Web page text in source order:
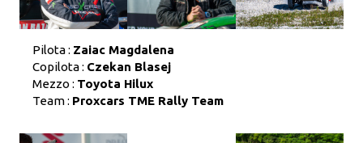
Pilota : Zaiac Magdalena
Copilota : Czekan Blasej
Mezzo : Toyota Hilux
Team : Proxcars TME Rally Team